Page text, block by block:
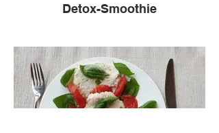
Detox-Smoothie